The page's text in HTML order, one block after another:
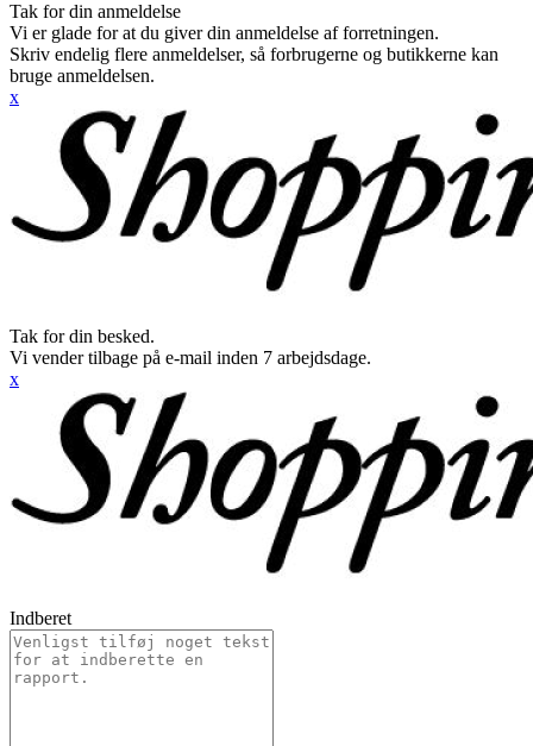
Tak for din anmeldelse
Vi er glade for at du giver din anmeldelse af forretningen.
Skriv endelig flere anmeldelser, så forbrugerne og butikkerne kan
bruge anmeldelsen.
x
Tak for din besked.
Vi vender tilbage på e-mail inden 7 arbejdsdage.
x
Indberet